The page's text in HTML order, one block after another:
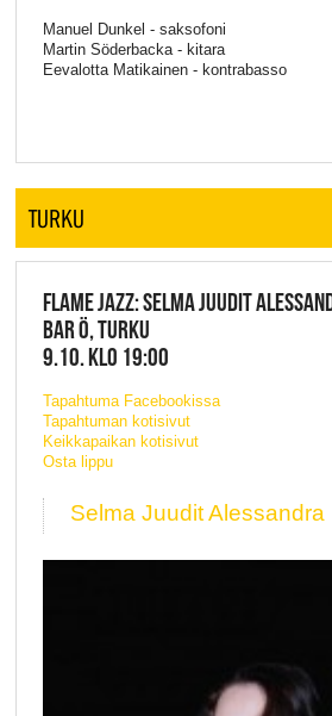
Manuel Dunkel - saksofoni
Martin Söderbacka - kitara
Eevalotta Matikainen - kontrabasso
TURKU
FLAME JAZZ: SELMA JUUDIT
BAR Ö, TURKU
9.10. KLO 19:00
Tapahtuma Facebookissa
Tapahtuman kotisivut
Keikkapaikan kotisivut
Osta lippu
Selma Juudit Alessandra